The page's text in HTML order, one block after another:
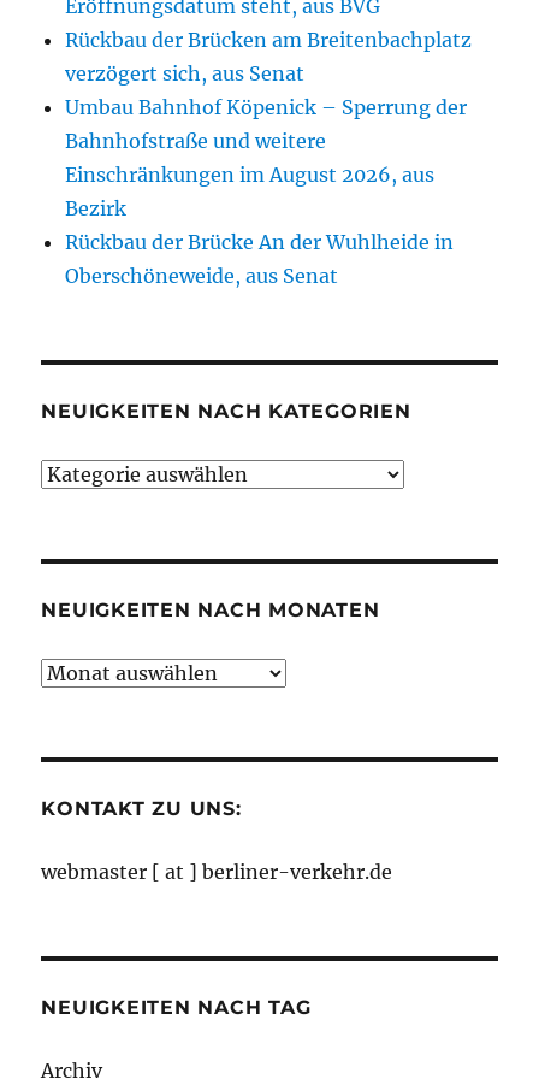
Eröffnungsdatum steht, aus BVG
Rückbau der Brücken am Breitenbachplatz
verzögert sich, aus Senat
Umbau Bahnhof Köpenick – Sperrung der
Bahnhofstraße und weitere
Einschränkungen im August 2026, aus
Bezirk
Rückbau der Brücke An der Wuhlheide in
Oberschöneweide, aus Senat
NEUIGKEITEN NACH KATEGORIEN
Neuigkeiten
NEUIGKEITEN NACH MONATEN
Neuigkeiten
KONTAKT ZU UNS:
webmaster [ at ] berliner-verkehr.de
NEUIGKEITEN NACH TAG
Archiv